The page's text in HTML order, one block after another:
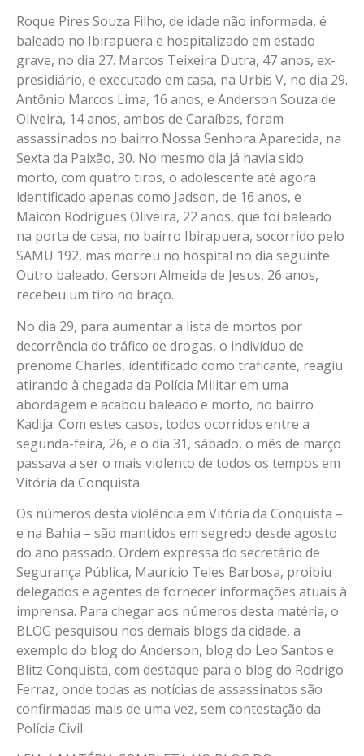
Roque Pires Souza Filho, de idade não informada, é
baleado no Ibirapuera e hospitalizado em estado
grave, no dia 27. Marcos Teixeira Dutra, 47 anos, ex-
presidiário, é executado em casa, na Urbis V, no dia 29.
Antônio Marcos Lima, 16 anos, e Anderson Souza de
Oliveira, 14 anos, ambos de Caraíbas, foram
assassinados no bairro Nossa Senhora Aparecida, na
Sexta da Paixão, 30. No mesmo dia já havia sido
morto, com quatro tiros, o adolescente até agora
identificado apenas como Jadson, de 16 anos, e
Maicon Rodrigues Oliveira, 22 anos, que foi baleado
na porta de casa, no bairro Ibirapuera, socorrido pelo
SAMU 192, mas morreu no hospital no dia seguinte.
Outro baleado, Gerson Almeida de Jesus, 26 anos,
recebeu um tiro no braço.
No dia 29, para aumentar a lista de mortos por
decorrência do tráfico de drogas, o indivíduo de
prenome Charles, identificado como traficante, reagiu
atirando à chegada da Polícia Militar em uma
abordagem e acabou baleado e morto, no bairro
Kadija. Com estes casos, todos ocorridos entre a
segunda-feira, 26, e o dia 31, sábado, o mês de março
passava a ser o mais violento de todos os tempos em
Vitória da Conquista.
Os números desta violência em Vitória da Conquista –
e na Bahia – são mantidos em segredo desde agosto
do ano passado. Ordem expressa do secretário de
Segurança Pública, Maurício Teles Barbosa, proibiu
delegados e agentes de fornecer informações atuais à
imprensa. Para chegar aos números desta matéria, o
BLOG pesquisou nos demais blogs da cidade, a
exemplo do blog do Anderson, blog do Leo Santos e
Blitz Conquista, com destaque para o blog do Rodrigo
Ferraz, onde todas as notícias de assassinatos são
confirmadas mais de uma vez, sem contestação da
Polícia Civil.